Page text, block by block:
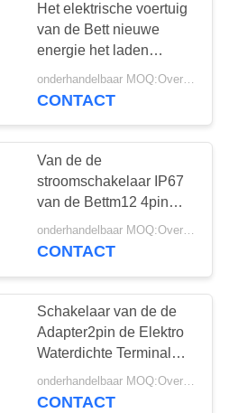
96
Het elektrische voertuig
van de Bett nieuwe
energie het laden
stapelschakelaar hoog
huidige geïsoleerde
onderhandelbaar MOQ:Overeen te komen
CONTACT
Van de de
stroomschakelaar IP67
van de Bettm12 4pin
rechte hoek schakelaar
van de het paneelkabel
onderhandelbaar MOQ:Overeen te komen
CONTACT
Schakelaar van de de
Adapter2pin de Elektro
Waterdichte Terminal
Geleide Vertoning van
het Bettm12 Metaal
onderhandelbaar MOQ:Overeen te komen
CONTACT